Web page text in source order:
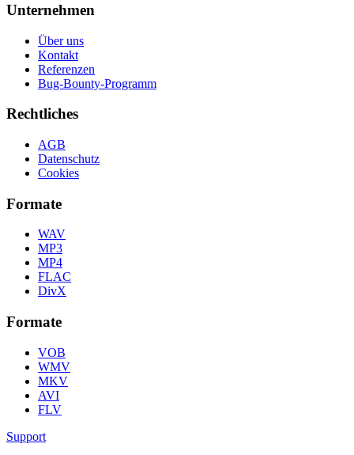
Unternehmen
Über uns
Kontakt
Referenzen
Bug-Bounty-Programm
Rechtliches
AGB
Datenschutz
Cookies
Formate
WAV
MP3
MP4
FLAC
DivX
Formate
VOB
WMV
MKV
AVI
FLV
Support